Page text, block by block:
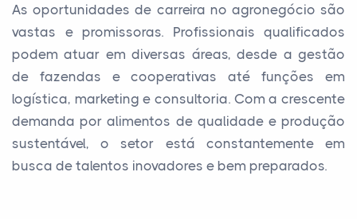
As oportunidades de carreira no agronegócio são
vastas e promissoras. Profissionais qualificados
podem atuar em diversas áreas, desde a gestão
de fazendas e cooperativas até funções em
logística, marketing e consultoria. Com a crescente
demanda por alimentos de qualidade e produção
sustentável, o setor está constantemente em
busca de talentos inovadores e bem preparados.